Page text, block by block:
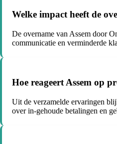
Welke impact heeft de
De overname van Assem door
communicatie en verminderde
Hoe reageert Assem op
Uit de verzamelde ervaringen
over in-gehoude betalingen en